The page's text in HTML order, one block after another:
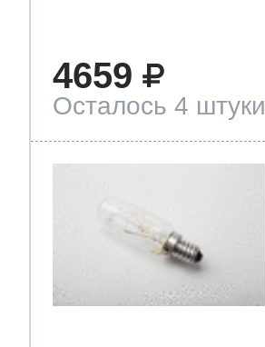
4659
Осталось 4 штуки